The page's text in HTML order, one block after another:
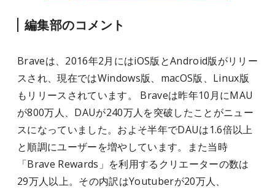
編集部のコメント
Braveは、2016年2月にはiOS版とAndroid版がリリー
スされ、現在ではWindows版、macOS版、Linux版
もリリースされています。 Braveは昨年10月にMAU
が800万人、DAUが240万人を突破したことがニュー
スになっていました。およそ半年でDAUは1.6倍以上
と順調にユーザーを増やしています。また当時
「Brave Rewards」を利用するクリエーターの数は
29万人以上。その内訳はYoutuberが20万人、